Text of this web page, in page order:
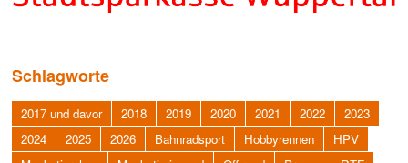
Schlagworte
2017 und davor 2018 2019 2020 2021 2022
2023
2024
2025 2026 Bahnradsport Hobbyrennen
HPV